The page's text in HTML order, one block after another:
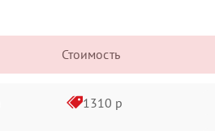
Стоимость
1310 р